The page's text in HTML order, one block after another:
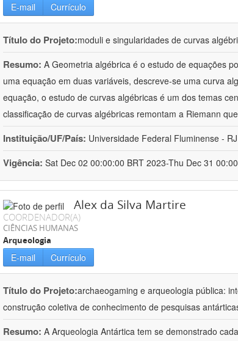
E-mail Currículo
Título do Projeto:moduli e singularidades de curvas
Resumo: A Geometria algébrica é o estudo de equações
uma equação em duas variáveis, descreve-se uma curva
equação, o estudo de curvas algébricas é um dos temas
classificação de curvas algébricas remontam a Riemann
Instituição/UF/País: Universidade Federal Fluminense -
Vigência: Sat Dec 02 00:00:00 BRT 2023-Thu Dec 31
Alex da Silva Martire
COORDENADOR(A)
CIÊNCIAS HUMANAS
Arqueologia
E-mail Currículo
Título do Projeto:archaeogaming e arqueologia pública:
construção coletiva de conhecimento de pesquisas
Resumo: A Arqueologia Antártica tem se demonstrado